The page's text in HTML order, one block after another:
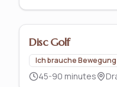
Disc Golf
Ich brauche Bewegung
45-90 minutes